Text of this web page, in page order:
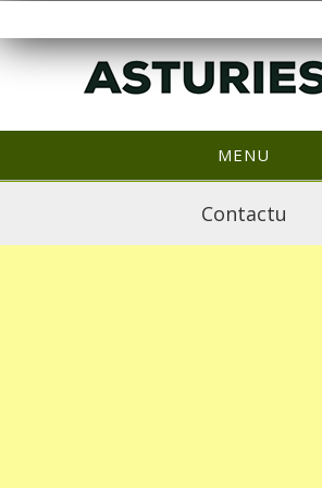
MENU
Contactu